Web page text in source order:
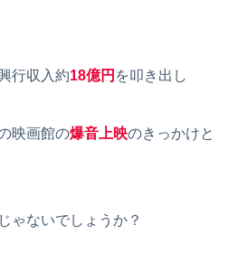
行収入約18億円 を叩き出し
映画館の爆音上映のきっかけと
ゃないでしょうか？